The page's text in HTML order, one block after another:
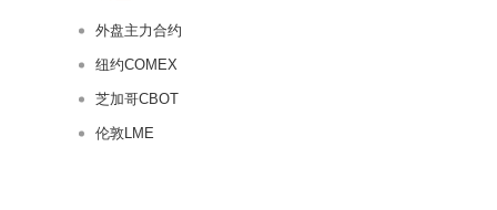
外盘主力合约
纽约COMEX
芝加哥CBOT
伦敦LME